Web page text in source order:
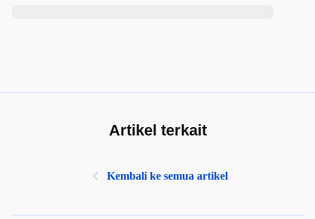
Artikel terkait
Kembali ke semua artikel